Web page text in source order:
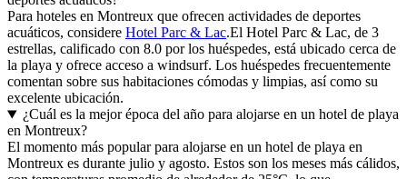
Para hoteles en Montreux que ofrecen actividades de deportes
acuáticos, considere Hotel Parc & Lac.El Hotel Parc & Lac, de 3
estrellas, calificado con 8.0 por los huéspedes, está ubicado cerca de
la playa y ofrece acceso a windsurf. Los huéspedes frecuentemente
comentan sobre sus habitaciones cómodas y limpias, así como su
excelente ubicación.
¿Cuál es la mejor época del año para alojarse en un hotel de playa
en Montreux?
El momento más popular para alojarse en un hotel de playa en
Montreux es durante julio y agosto. Estos son los meses más cálidos,